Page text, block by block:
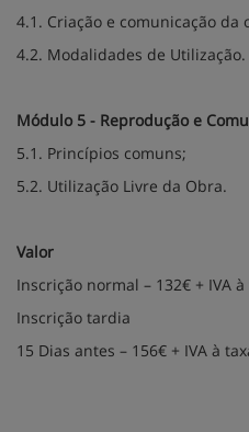
4.1. Criação e comunicação da
4.2. Modalidades de Utilização.
Módulo 5 - Reprodução e
5.1. Princípios comuns;
5.2. Utilização Livre da Obra.
Valor
Inscrição normal – 132€ + IVA
Inscrição tardia
15 Dias antes – 156€ + IVA à